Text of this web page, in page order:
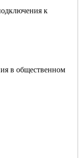
к
в общественном